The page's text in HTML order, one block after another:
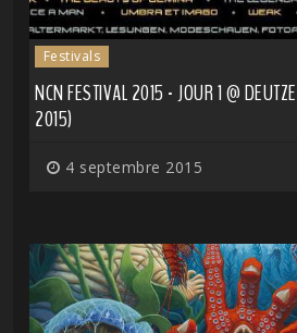
Festivals
NCN FESTIVAL 2015 - JOUR 1 @
2015)
4 septembre 2015